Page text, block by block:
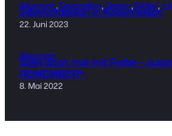
Allgemein, Dekoration, Design, Möbel,
3daysofdesign in Kopenhagen
22. Juni 2023
Allgemein
Spiel doch mal mit Farbe –
REMEMBER®
8. Mai 2022